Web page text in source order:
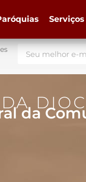
Serviços
da